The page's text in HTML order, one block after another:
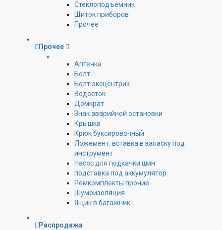
Стеклоподъемник
Щиток приборов
Прочее
Прочее
Аптечка
Болт
Болт эксцентрик
Водосток
Домкрат
Знак аварийной остановки
Крышка
Крюк буксировочный
Ложемент, вставка в запаску под
инструмент
Насос для подкачки шин
подставка под аккумулятор
Ремкомплекты прочие
Шумоизоляция
Ящик в багажник
Распродажа